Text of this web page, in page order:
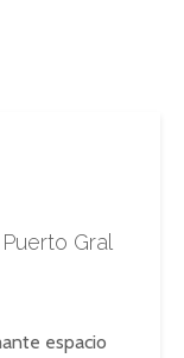
Gral
espacio